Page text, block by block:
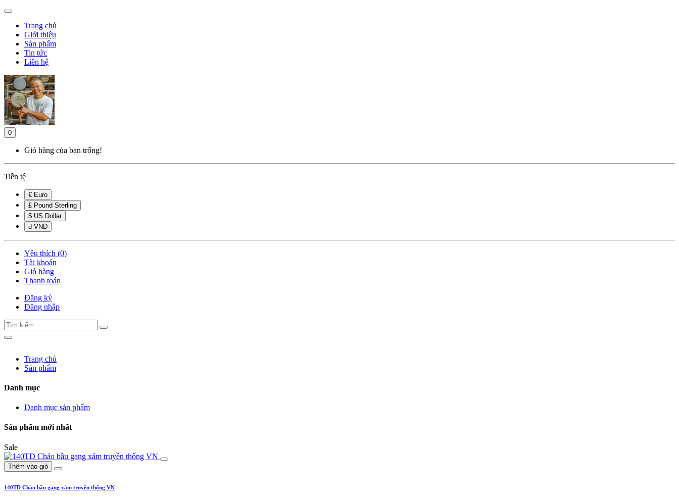
Trang chủ
Giới thiệu
Sản phẩm
Tin tức
Liên hệ
0
Giỏ hàng của bạn trống!
Tiền tệ
€ Euro
£ Pound Sterling
$ US Dollar
đ VND
Yêu thích (0)
Tài khoản
Giỏ hàng
Thanh toán
Đăng ký
Đăng nhập
Trang chủ
Sản phẩm
Danh mục
Danh mục sản phẩm
Sản phẩm mới nhất
Sale
Thêm vào giỏ
140TD Chảo bầu gang xám truyền thống VN